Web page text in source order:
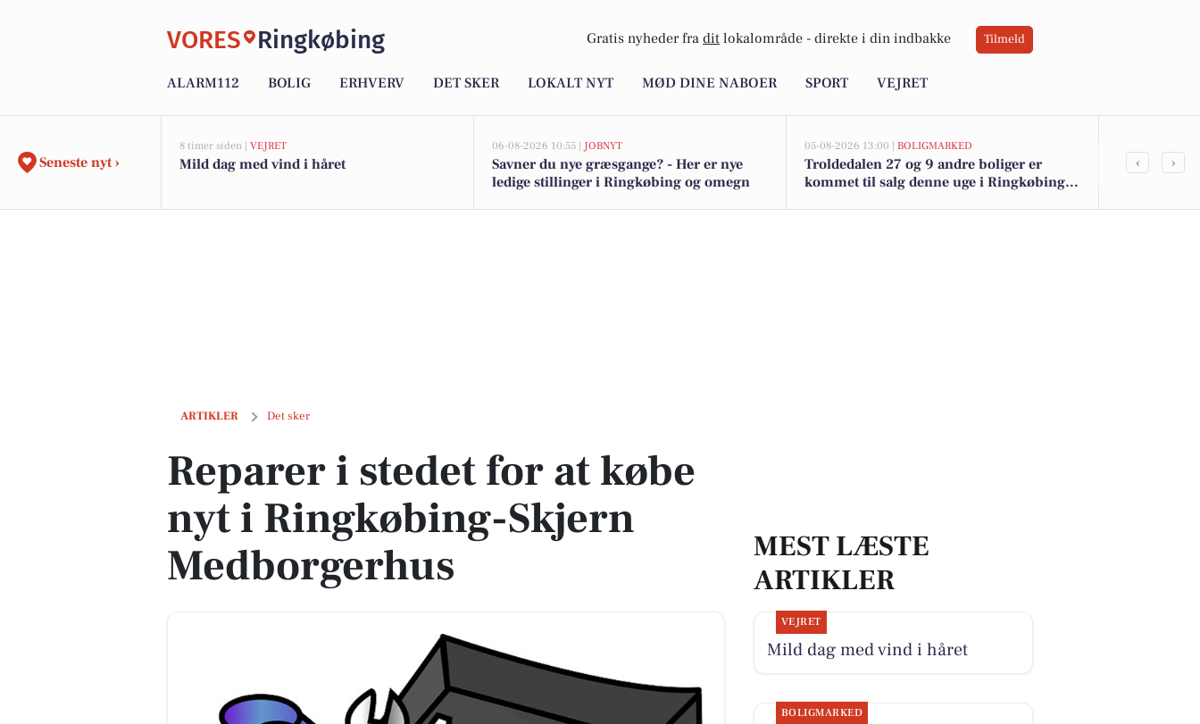
VORES Ringkøbing Gratis nyheder fra dit lokalområde - direkte i din indbakke Tilmeld
ALARM112 BOLIG ERHVERV DET SKER LOKALT NYT MØD DINE NABOER SPORT VEJRET
Seneste nyt ›
8 timer siden | VEJRET
Mild dag med vind i håret
06-08-2026 10:55 | JOBNYT
Savner du nye græsgange? - Her er nye
ledige stillinger i Ringkøbing og omegn
05-08-2026 13:00 | BOLIGMARKED
Troldedalen 27 og 9 andre boliger er
kommet til salg denne uge i Ringkøbing -
Top 6 over
‹ ›
ARTIKLER Det sker
Reparer i stedet for at købe nyt i Ringkøbing-Skjern Medborgerhus
Reparer i stedet for at købe
nyt i Ringkøbing-Skjern
Medborgerhus
MEST LÆSTE
ARTIKLER
VEJRET
Mild dag med vind i håret
BOLIGMARKED